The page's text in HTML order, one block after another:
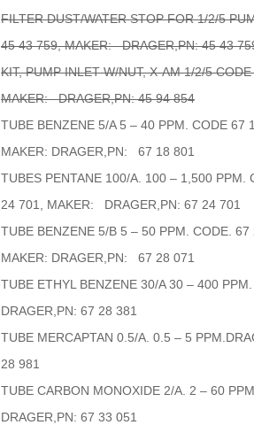
FILTER DUST/WATER STOP FOR 1/2/5
45 43 759, MAKER: DRAGER,PN: 45 43
KIT, PUMP INLET W/NUT, X-AM 1/2/5
MAKER: DRAGER,PN: 45 94 854
TUBE BENZENE 5/A 5 – 40 PPM. CODE 67
MAKER: DRAGER,PN: 67 18 801
TUBES PENTANE 100/A. 100 – 1,500 PPM.
24 701, MAKER: DRAGER,PN: 67 24 701
TUBE BENZENE 5/B 5 – 50 PPM. CODE. 67
MAKER: DRAGER,PN: 67 28 071
TUBE ETHYL BENZENE 30/A 30 – 400 PPM.
DRAGER,PN: 67 28 381
TUBE MERCAPTAN 0.5/A. 0.5 – 5
28 981
TUBE CARBON MONOXIDE 2/A. 2 – 60 PPM.
DRAGER,PN: 67 33 051